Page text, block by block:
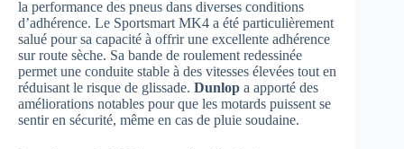
la performance des pneus dans diverses conditions
d’adhérence. Le Sportsmart MK4 a été particulièrement
salué pour sa capacité à offrir une excellente adhérence
sur route sèche. Sa bande de roulement redessinée
permet une conduite stable à des vitesses élevées tout en
réduisant le risque de glissade. Dunlop a apporté des
améliorations notables pour que les motards puissent se
sentir en sécurité, même en cas de pluie soudaine.